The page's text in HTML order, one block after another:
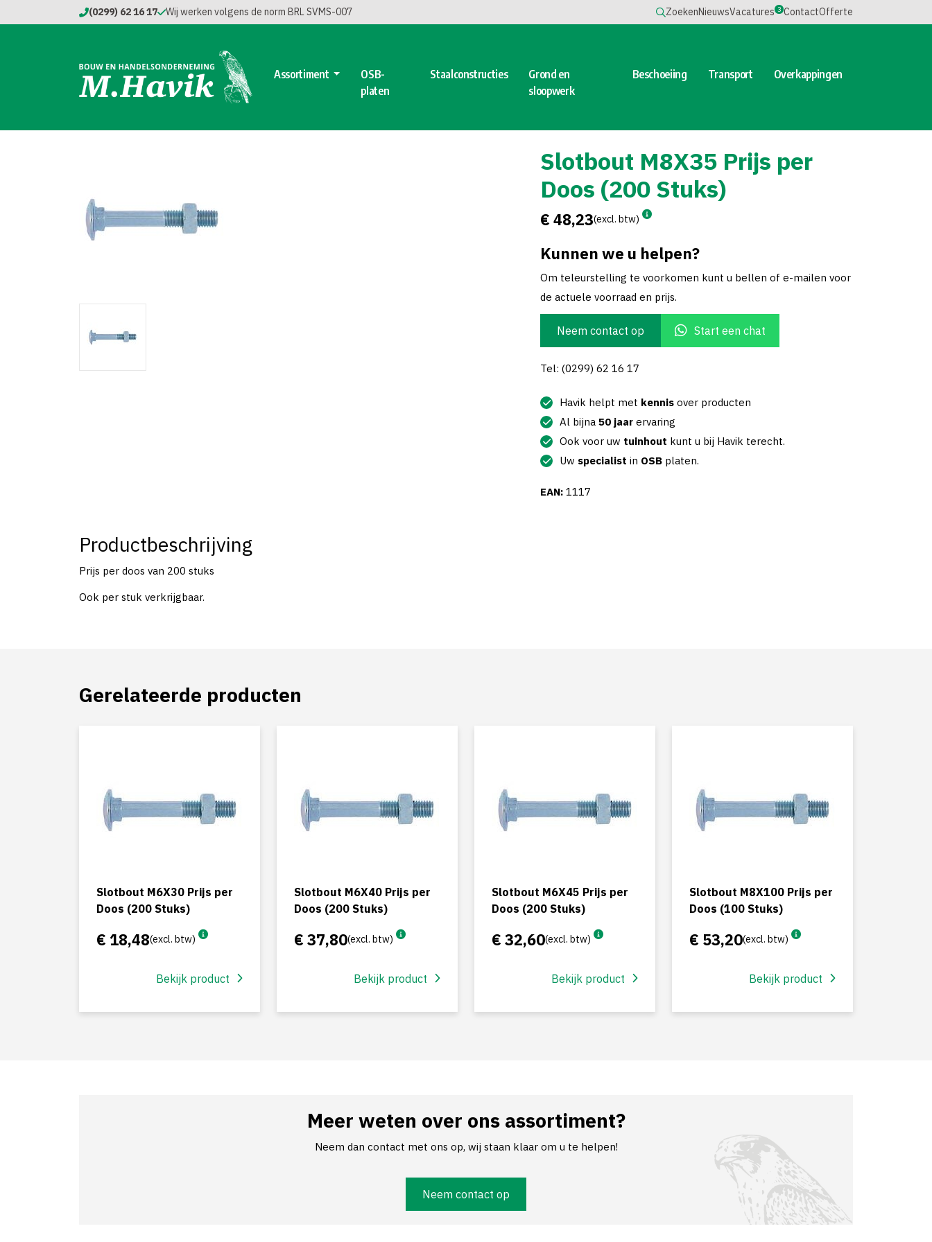
(0299) 62 16 17 Wij werken volgens de norm BRL SVMS-007 ZoekenNieuwsVacatures 3 ContactOfferte
Assortiment
OSB-
platen
Staalconstructies
Grond en
sloopwerk
Beschoeiing Transport Overkappingen
Slotbout M8X35 Prijs per
Doos (200 Stuks)
€ 48,23(excl. btw)
Kunnen we u helpen?
Om teleurstelling te voorkomen kunt u bellen of e-mailen voor
de actuele voorraad en prijs.
Neem contact op Start een chat
Tel: (0299) 62 16 17
Havik helpt met kennis over producten
Al bijna 50 jaar ervaring
Ook voor uw tuinhout kunt u bij Havik terecht.
Uw specialist in OSB platen.
EAN: 1117
Productbeschrijving
Prijs per doos van 200 stuks
Ook per stuk verkrijgbaar.
Gerelateerde producten
Slotbout M6X30 Prijs per
Doos (200 Stuks)
€ 18,48(excl. btw)
Bekijk product
Slotbout M6X40 Prijs per
Doos (200 Stuks)
€ 37,80(excl. btw)
Bekijk product
Slotbout M6X45 Prijs per
Doos (200 Stuks)
€ 32,60(excl. btw)
Bekijk product
Slotbout M8X100 Prijs per
Doos (100 Stuks)
€ 53,20(excl. btw)
Bekijk product
Meer weten over ons assortiment?
Neem dan contact met ons op, wij staan klaar om u te helpen!
Neem contact op